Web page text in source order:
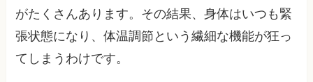
がたくさんあります。その結果、身体はいつも緊
張状態になり、体温調節という繊細な機能が狂っ
てしまうわけです。